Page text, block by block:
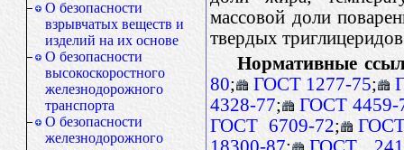
О безопасности
взрывчатых веществ и
изделий на их основе
О безопасности
высокоскоростного
железнодорожного
транспорта
О безопасности
железнодорожного
массовой доли
твердых триглицеридов
Нормативные
80; ГОСТ 1277-75;
4328-77;
ГОСТ 4459-
ГОСТ 6709-72;